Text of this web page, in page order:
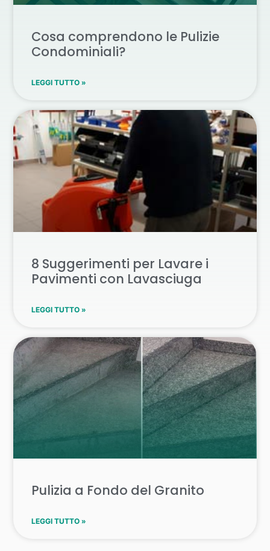
Cosa comprendono le Pulizie
Condominiali?
LEGGI TUTTO »
8 Suggerimenti per Lavare i
Pavimenti con Lavasciuga
LEGGI TUTTO »
Pulizia a Fondo del Granito
LEGGI TUTTO »